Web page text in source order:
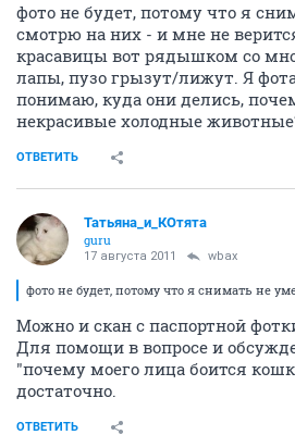
фото не будет, потому что я
смотрю на них - и мне не
красавицы вот рядышком со
лапы, пузо грызут/лижут. Я
понимаю, куда они делись,
некрасивые холодные
ОТВЕТИТЬ
Татьяна_и_КОтята
guru
17 августа 2011 wbax
фото не будет, потому что я снимать не
Можно и скан с паспортной
Для помощи в вопросе и
"почему моего лица боится
достаточно.
ОТВЕТИТЬ